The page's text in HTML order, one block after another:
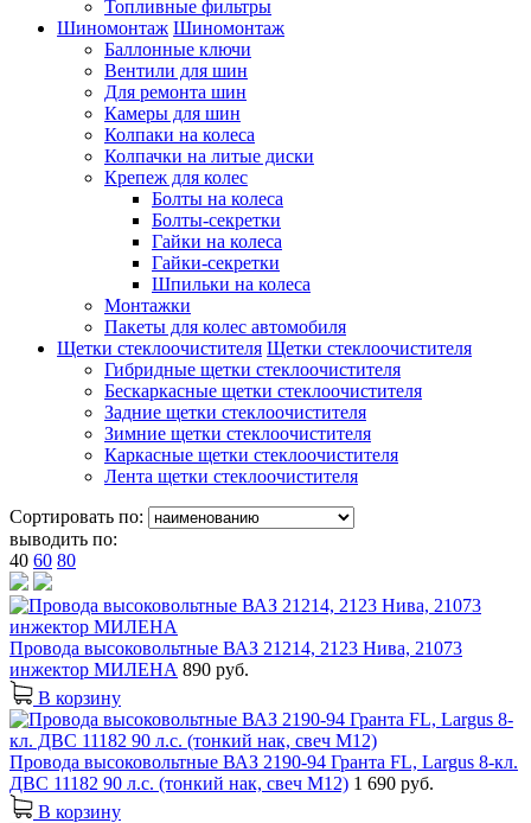
Топливные фильтры
Шиномонтаж Шиномонтаж
Баллонные ключи
Вентили для шин
Для ремонта шин
Камеры для шин
Колпаки на колеса
Колпачки на литые диски
Крепеж для колес
Болты на колеса
Болты-секретки
Гайки на колеса
Гайки-секретки
Шпильки на колеса
Монтажки
Пакеты для колес автомобиля
Щетки стеклоочистителя Щетки стеклоочистителя
Гибридные щетки стеклоочистителя
Бескаркасные щетки стеклоочистителя
Задние щетки стеклоочистителя
Зимние щетки стеклоочистителя
Каркасные щетки стеклоочистителя
Лента щетки стеклоочистителя
Сортировать по:
выводить по:
40 60 80
Провода высоковольтные ВАЗ 21214, 2123 Нива, 21073
инжектор МИЛЕНА 890 руб.
В корзину
Провода высоковольтные ВАЗ 2190-94 Гранта FL, Largus 8-кл.
ДВС 11182 90 л.с. (тонкий нак, свеч М12) 1 690 руб.
В корзину